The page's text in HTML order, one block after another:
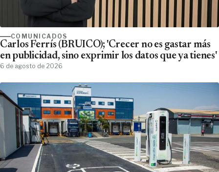
COMUNICADOS
Carlos Ferrís (BRUICO); 'Crecer no es gastar más
en publicidad, sino exprimir los datos que ya tienes'
6 de agosto de 2026